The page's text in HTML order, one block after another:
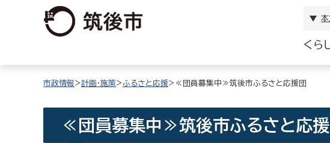
本
くら
市政情報>計画・施策>ふるさと応援>≪団員募集中≫筑後市ふるさと応援団
≪団員募集中≫筑後市ふるさと応援